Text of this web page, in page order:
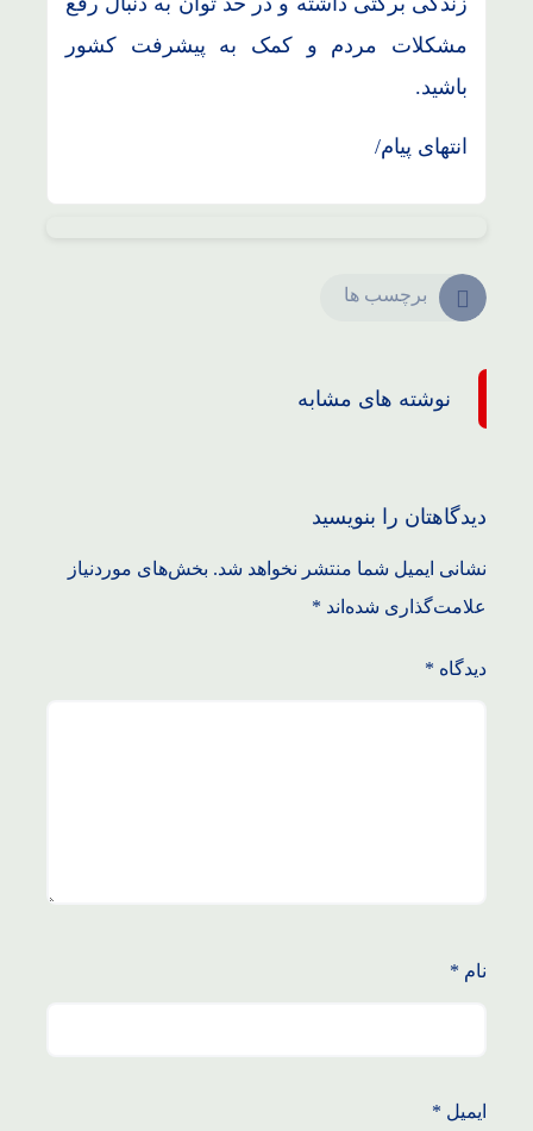
مشکلات مردم و کمک به پیشرفت کشور
باشید.
انتهای پیام/
برچسب ها
نوشته های مشابه
دیدگاهتان را بنویسید
نشانی ایمیل شما منتشر نخواهد شد. بخش‌های موردنیاز
علامت‌گذاری شده‌اند *
دیدگاه *
نام *
ایمیل *